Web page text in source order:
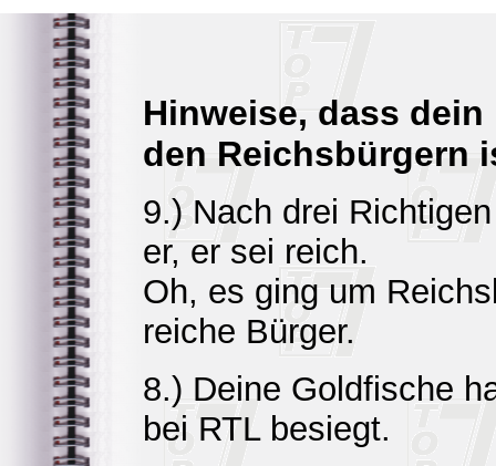
Hinweise, dass dein
den Reichsbürgern
9.) Nach drei
er, er sei reich.
Oh, es ging um
reiche Bürger.
8.) Deine Goldfische
bei RTL besiegt.